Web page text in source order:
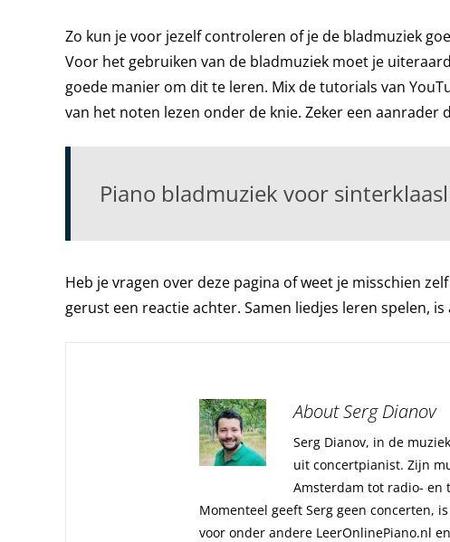
Zo kun je voor jezelf controleren of je de bladmuziek
Voor het gebruiken van de bladmuziek moet je
goede manier om dit te leren. Mix de tutorials van
van het noten lezen onder de knie. Zeker een
Piano bladmuziek voor
Heb je vragen over deze pagina of weet je misschien
gerust een reactie achter. Samen liedjes leren spelen,
About Serg Dianov
Serg Dianov, in de
uit concertpianist. Zijn
Amsterdam tot radio- en
Momenteel geeft Serg geen concerten,
voor onder andere LeerOnlinePiano.nl